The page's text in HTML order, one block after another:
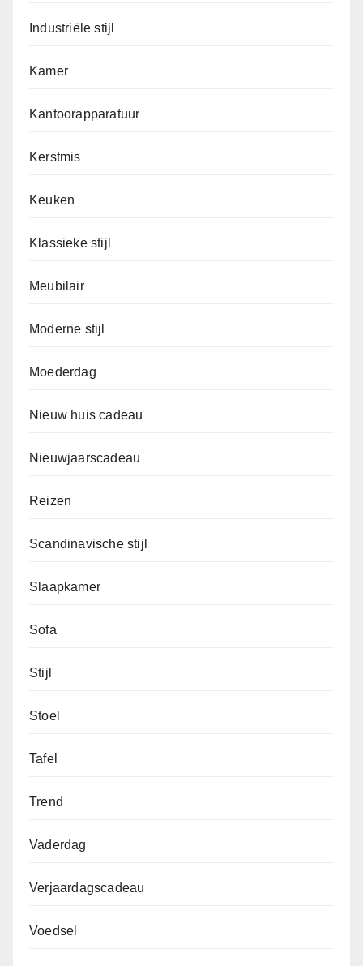
Industriële stijl
Kamer
Kantoorapparatuur
Kerstmis
Keuken
Klassieke stijl
Meubilair
Moderne stijl
Moederdag
Nieuw huis cadeau
Nieuwjaarscadeau
Reizen
Scandinavische stijl
Slaapkamer
Sofa
Stijl
Stoel
Tafel
Trend
Vaderdag
Verjaardagscadeau
Voedsel